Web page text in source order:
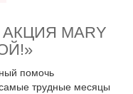
MARY
помочь
трудные месяцы